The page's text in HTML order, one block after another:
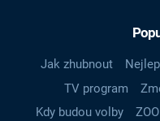
Jak zhubnout
TV program
Kdy budou volby